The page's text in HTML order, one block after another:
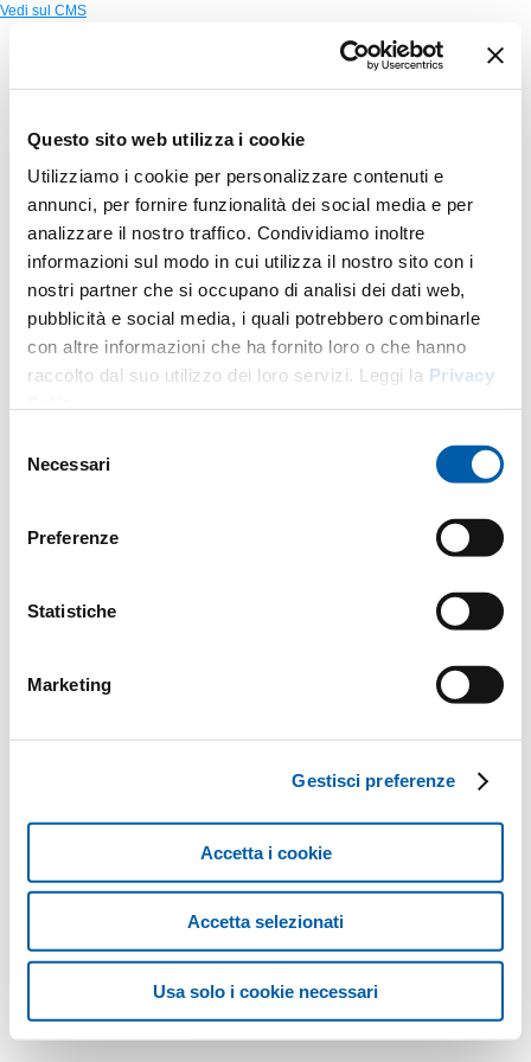
Questo sito web utilizza i cookie
Utilizziamo i cookie per personalizzare contenuti e
annunci, per fornire funzionalità dei social media e per
analizzare il nostro traffico. Condividiamo inoltre
informazioni sul modo in cui utilizza il nostro sito con i
nostri partner che si occupano di analisi dei dati web,
pubblicità e social media, i quali potrebbero combinarle
con altre informazioni che ha fornito loro o che hanno
raccolto dal suo utilizzo dei loro servizi. Leggi la Privacy
delNecessari
Preferenze
Statistiche
Marketing
Gestisci preferenze
Accetta i cookie
Accetta selezionati
Usa solo i cookie necessari
Vedi sul CMS